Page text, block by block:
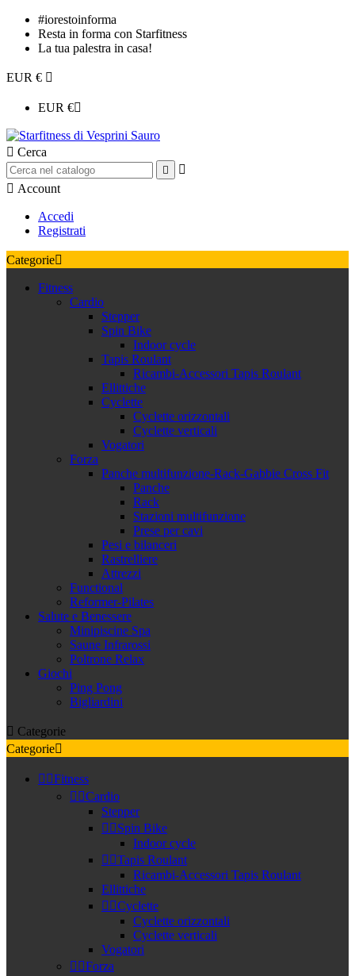
#iorestoinforma
Resta in forma con Starfitness
La tua palestra in casa!
EUR € 
EUR €
 Cerca


 Account
Accedi
Registrati
Categorie
Fitness
Cardio
Stepper
Spin Bike
Indoor cycle
Tapis Roulant
Ricambi-Accessori Tapis Roulant
Ellittiche
Cyclette
Cyclette orizzontali
Cyclette verticali
Vogatori
Forza
Panche multifunzione-Rack-Gabbie Cross Fit
Panche
Rack
Stazioni multifunzione
Prese per cavi
Pesi e bilanceri
Rastrelliere
Attrezzi
Functional
Reformer-Pilates
Salute e Benessere
Minipiscine Spa
Saune Infrarossi
Poltrone Relax
Giochi
Ping Pong
Bigliardini
 Categorie
Categorie
 Fitness
 Cardio
Stepper
 Spin Bike
Indoor cycle
 Tapis Roulant
Ricambi-Accessori Tapis Roulant
Ellittiche
 Cyclette
Cyclette orizzontali
Cyclette verticali
Vogatori
 Forza